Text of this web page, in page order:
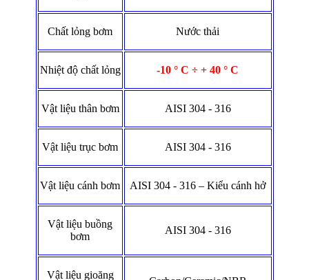
Chất lỏng bơm Nước thải
Nhiệt độ chất lỏng -10 ° C ÷ + 40 ° C
Vật liệu thân bơm AISI 304 - 316
Vật liệu trục bơm AISI 304 - 316
Vật liệu cánh bơm AISI 304 - 316 – Kiểu cánh hở
Vật liệu buồng
bơm
AISI 304 - 316
Vật liệu gioăng